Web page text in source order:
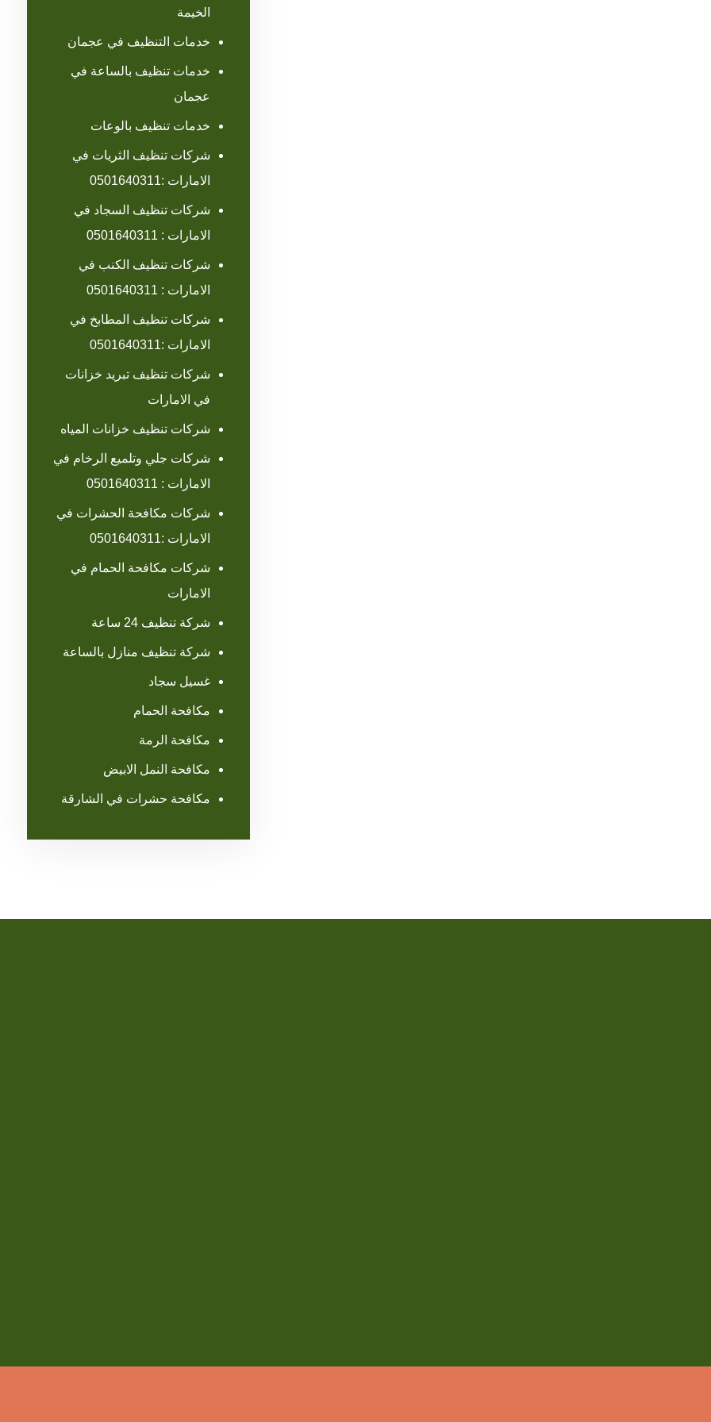
الخيمة
خدمات التنظيف في عجمان
خدمات تنظيف بالساعة في
عجمان
خدمات تنظيف بالوعات
شركات تنظيف الثريات في
الامارات :0501640311
شركات تنظيف السجاد في
الامارات : 0501640311
شركات تنظيف الكنب في
الامارات : 0501640311
شركات تنظيف المطابخ في
الامارات :0501640311
شركات تنظيف تبريد خزانات
في الامارات
شركات تنظيف خزانات المياه
شركات جلي وتلميع الرخام في
الامارات : 0501640311
شركات مكافحة الحشرات في
الامارات :0501640311
شركات مكافحة الحمام في
الامارات
شركة تنظيف 24 ساعة
شركة تنظيف منازل بالساعة
غسيل سجاد
مكافحة الحمام
مكافحة الرمة
مكافحة النمل الابيض
مكافحة حشرات في الشارقة